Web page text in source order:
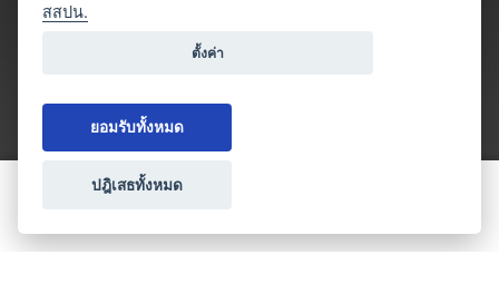
ประเภทธุรกิจไมซ์
สสปน.
ตั้งค่า
ยอมรับทั้งหมด
ปฎิเสธทั้งหมด